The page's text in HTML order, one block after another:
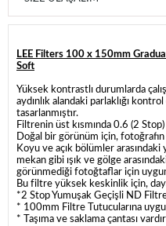
LEE Filters 100 x 150mm
Soft
Yüksek kontrastlı durumlarda
aydınlık alandaki parlaklığı
tasarlanmıştır.
Filtrenin üst kısmında 0.6 (2
Doğal bir görünüm için, fotoğrafın
Koyu ve açık bölümler arasındaki
mekan gibi ışık ve gölge
görünmediği fotoğtaflar için
Bu filtre yüksek keskinlik için,
*2 Stop Yumuşak Geçişli ND
* 100mm Filtre Tutucularına
* Taşıma ve saklama çantası vardır